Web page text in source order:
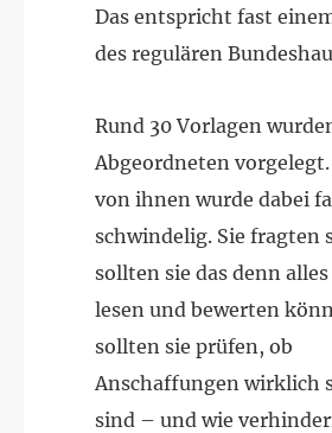
Das entspricht fast
des regulären
Rund 30 Vorlagen
Abgeordneten
von ihnen wurde dabei
schwindelig. Sie fragten
sollten sie das denn
lesen und bewerten
sollten sie prüfen, ob
Anschaffungen wirklich
sind – und wie